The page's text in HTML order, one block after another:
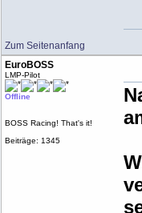
Zum Seitenanfang
EuroBOSS
LMP-Pilot
Offline
BOSS Racing! That's it!
Beiträge: 1345